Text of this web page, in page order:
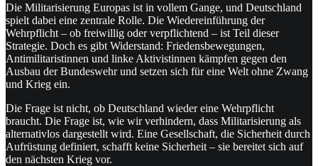
Die Militarisierung Europas ist in vollem Gange, und Deutschland
spielt dabei eine zentrale Rolle. Die Wiedereinführung der
Wehrpflicht – ob freiwillig oder verpflichtend – ist Teil dieser
Strategie. Doch es gibt Widerstand: Friedensbewegungen,
Antimilitaristinnen und linke Aktivistinnen kämpfen gegen den
Ausbau der Bundeswehr und setzen sich für eine Welt ohne Zwang
und Krieg ein.
Die Frage ist nicht, ob Deutschland wieder eine Wehrpflicht
braucht. Die Frage ist, wie wir verhindern, dass Militarisierung als
alternativlos dargestellt wird. Eine Gesellschaft, die Sicherheit durch
Aufrüstung definiert, schafft keine Sicherheit – sie bereitet sich auf
den nächsten Krieg vor.